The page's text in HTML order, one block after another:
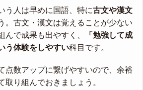
う人は早めに国語、特に古文や漢文
。古文・漢文は覚えることが少ない
んで成果も出やすく、
「勉強して成
う体験をしやすい科目です。
点数アップに繋げやすいので、余裕
取り組んでおきましょう。